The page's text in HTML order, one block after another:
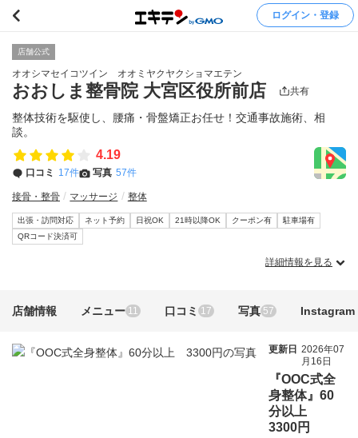
ログイン・登録
店舗公式
オオシマセイコツイン オオミヤクヤクショマエテン
おおしま整骨院 大宮区役所前店 共有
整体技術を駆使し、腰痛・骨盤矯正お任せ！交通事故施術、相
談。
4.19
口コミ 17件 写真 57件
接骨・整骨 マッサージ 整体
出張・訪問対応 ネット予約 日祝OK 21時以降OK クーポン有
駐車場有
QRコード決済可
詳細情報を見る
店舗情報 メニュー 11 口コミ 17 写真 57 Instagram
更新日 2026年07
月16日
『OOC式全
身整体』60
分以上
3300円